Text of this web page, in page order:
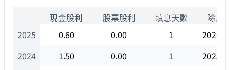
2025
2024
現金股利 股票股利 填息天數
除息
0.60
0.00 1
2026/
1.50
0.00 1
2025/